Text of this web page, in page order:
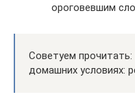
ороговевшим
Советуем
домашних условиях: